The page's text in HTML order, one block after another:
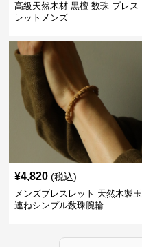
高級天然木材 黒檀 数珠 ブレス
レットメンズ
¥4,820 (税込)
メンズブレスレット 天然木製玉
連ねシンプル数珠腕輪